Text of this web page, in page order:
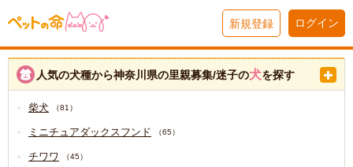
新規登録 ログイン
人気の犬種から神奈川県の里親募集/迷子の犬を探す
柴犬 （81）
ミニチュアダックスフンド （65）
チワワ （45）